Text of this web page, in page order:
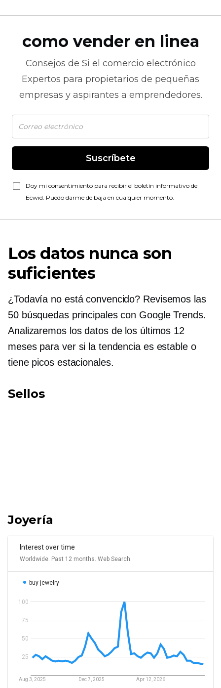
como vender en linea
Consejos de Si el comercio electrónico
Expertos para propietarios de pequeñas
empresas y aspirantes a emprendedores.
Suscríbete
Doy mi consentimiento para recibir el boletín informativo de
Ecwid. Puedo darme de baja en cualquier momento.
Los datos nunca son
suficientes
¿Todavía no está convencido? Revisemos las
50 búsquedas principales con Google Trends.
Analizaremos los datos de los últimos 12
meses para ver si la tendencia es estable o
tiene picos estacionales.
Sellos
Joyería